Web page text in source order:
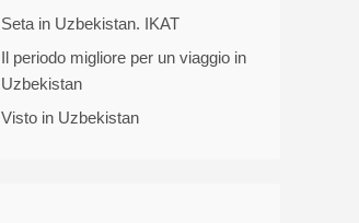
Seta in Uzbekistan. IKAT
Il periodo migliore per un viaggio in
Uzbekistan
Visto in Uzbekistan